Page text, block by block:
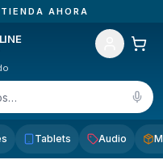
AHORA
Tablets Audio